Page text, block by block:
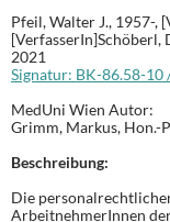
Pfeil, Walter J., 1957-,
[VerfasserIn]Schöberl,
2021
Signatur: BK-86.58-10
MedUni Wien Autor:
Grimm, Markus, Hon.-
Beschreibung:
Die
ArbeitnehmerInnen